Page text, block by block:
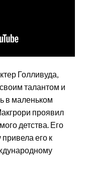
Голливуда,
талантом и
в маленьком
проявил
детства. Его
привела его к